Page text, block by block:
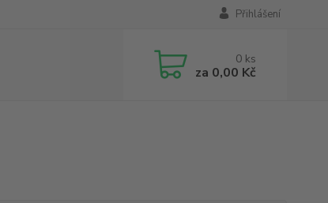
Přihlášení
0 ks
za 0,00 Kč